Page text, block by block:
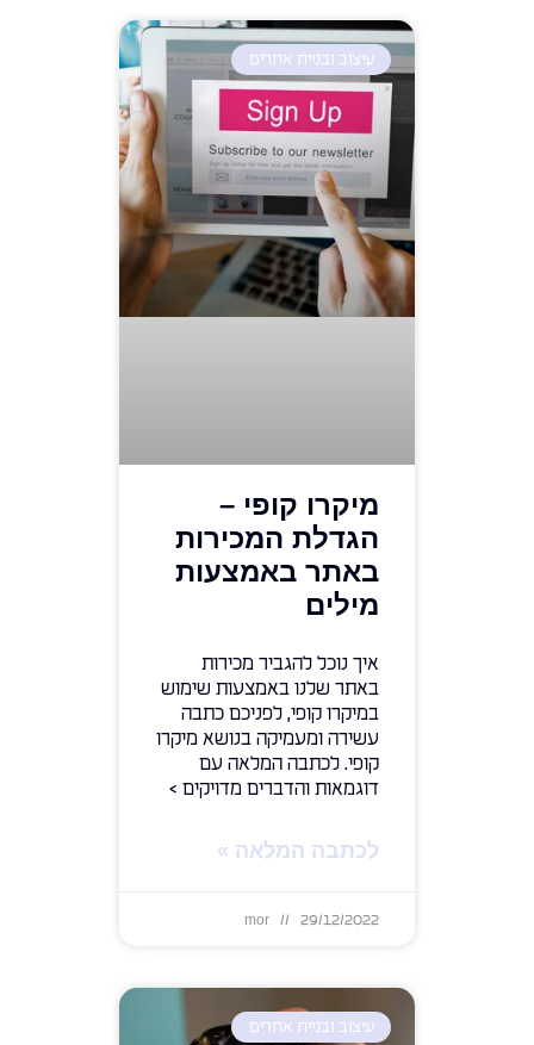
עיצוב ובניית אתרים
מיקרו קופי –
הגדלת המכירות
באתר באמצעות
מילים
איך נוכל להגביר מכירות
באתר שלנו באמצעות שימוש
במיקרו קופי, לפניכם כתבה
עשירה ומעמיקה בנושא מיקרו
קופי. לכתבה המלאה עם
דוגמאות והדברים מדויקים >
לכתבה המלאה »
mor 29/12/2022
עיצוב ובניית אתרים